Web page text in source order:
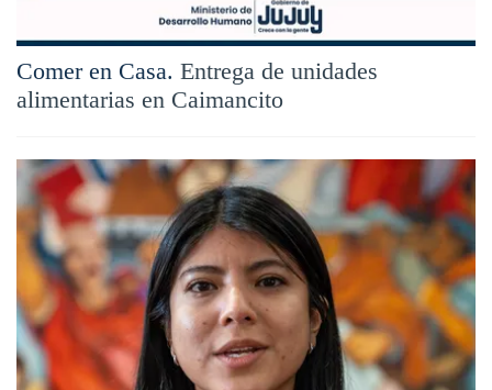
Comer en Casa. Entrega de unidades
alimentarias en Caimancito